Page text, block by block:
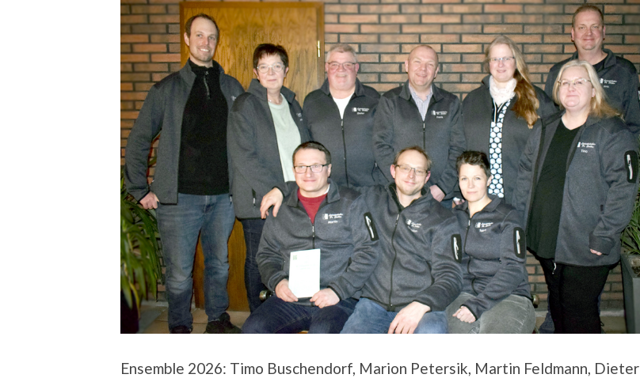
Ensemble 2026: Timo Buschendorf, Marion Petersik, Martin Feldmann, Dieter